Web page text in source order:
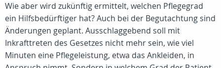
Wie aber wird zukünftig ermittelt, welchen Pflegegrad
ein Hilfsbedürftiger hat? Auch bei der Begutachtung sind
Änderungen geplant. Ausschlaggebend soll mit
Inkrafttreten des Gesetzes nicht mehr sein, wie viel
Minuten eine Pflegeleistung, etwa das Ankleiden, in